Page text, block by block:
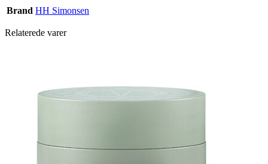
Brand HH Simonsen
Relaterede varer